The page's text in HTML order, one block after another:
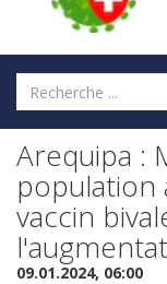
Arequipa :
population
vaccin
09.01.2024, 06:00